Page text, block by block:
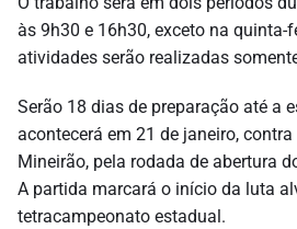
às 9h30 e 16h30, exceto na quinta-
atividades serão realizadas
Serão 18 dias de preparação até a
acontecerá em 21 de janeiro, contra
Mineirão, pela rodada de abertura
A partida marcará o início da luta
tetracampeonato estadual.